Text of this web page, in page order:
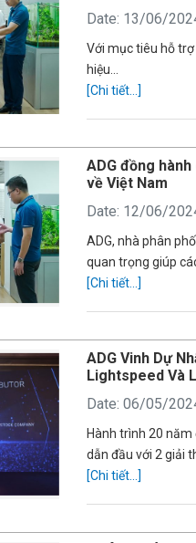
Date: 13/06/
Với mục tiêu hỗ
hiệu…
[Chi tiết...]
ADG đồng
về Việt Nam
Date: 12/06/
ADG, nhà phân
quan trọng giúp
[Chi tiết...]
ADG Vinh Dự
Lightspeed Và
Date: 06/05/
Hành trình 20
dẫn đầu với 2 giải
[Chi tiết...]